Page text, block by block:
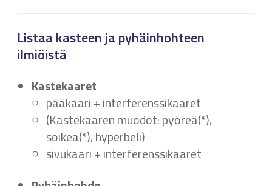
Listaa kasteen ja pyhäinhohteen
ilmiöistä
Kastekaaret
pääkaari + interferenssikaaret
(Kastekaaren muodot: pyöreä(*),
soikea(*), hyperbeli)
sivukaari + interferenssikaaret